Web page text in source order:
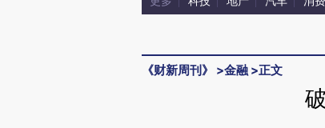
《财新周刊》 >金融 >正文